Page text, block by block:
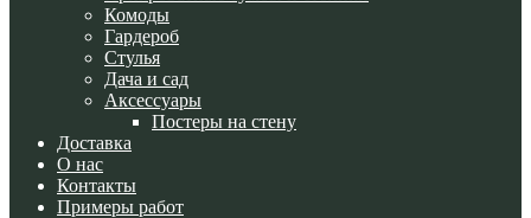
Комоды
Гардероб
Стулья
Дача и сад
Аксессуары
Постеры на стену
Доставка
О нас
Контакты
Примеры работ